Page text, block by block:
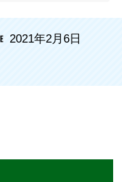
2021年2月6日